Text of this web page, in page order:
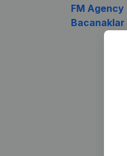
FM Agency
Bacanaklar